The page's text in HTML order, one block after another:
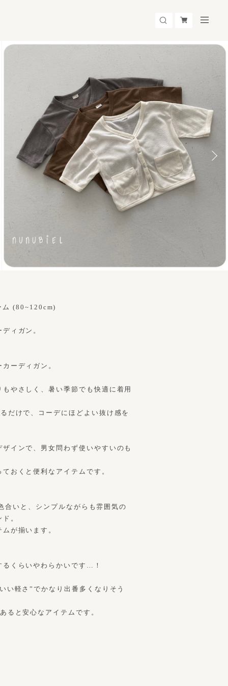
ム (80~120cm)
ィガン。
ーディガン。
やさしく、暑い季節でも快適に着用
だけで、コーデにほどよい抜け感を
インで、男女問わず使いやすいのも
おくと便利なアイテムです。
いと、シンプルながらも雰囲気の
。
が揃います。
くらいやわらかいです…！
い軽さ”でかなり出番多くなりそう
ると安心なアイテムです。